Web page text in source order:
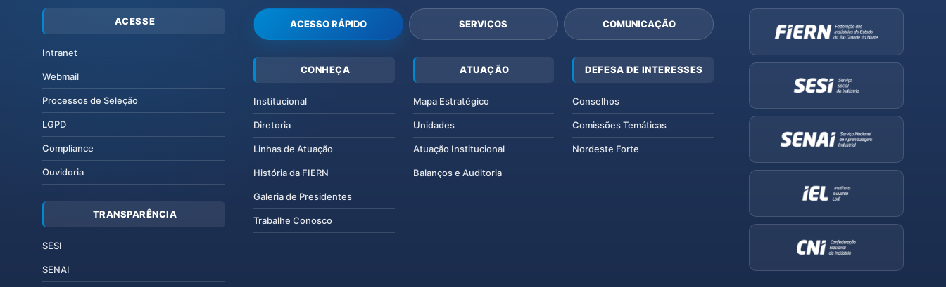
ACESSE
Intranet
Webmail
Processos de Seleção
LGPD
Compliance
Ouvidoria
TRANSPARÊNCIA
SESI
SENAI
ACESSO RÁPIDO SERVIÇOS COMUNICAÇÃO
CONHEÇA
Institucional
Diretoria
Linhas de Atuação
História da FIERN
Galeria de Presidentes
Trabalhe Conosco
ATUAÇÃO
Mapa Estratégico
Unidades
Atuação Institucional
Balanços e Auditoria
DEFESA DE INTERESSES
Conselhos
Comissões Temáticas
Nordeste Forte